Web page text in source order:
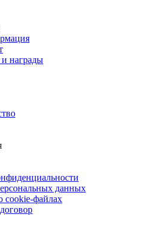
награды
данных
cookie-файлах